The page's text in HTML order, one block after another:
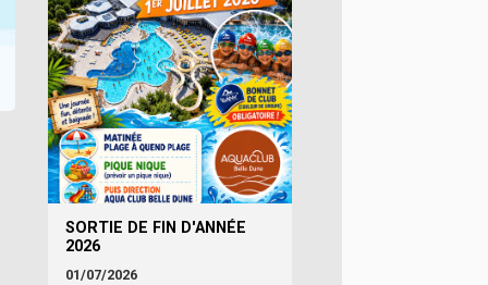
SORTIE DE FIN D'ANNÉE
2026
01/07/2026